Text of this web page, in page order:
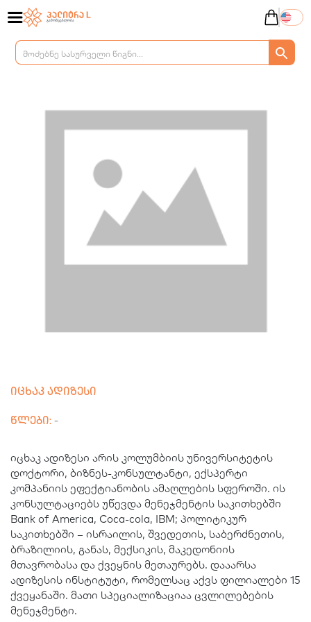
იცხაკ ადიზესი
წლები: -
იცხაკ ადიზესი არის კოლუმბიის უნივერსიტეტის
დოქტორი, ბიზნეს-კონსულტანტი, ექსპერტი
კომპანიის ეფექტიანობის ამაღლების სფეროში. ის
კონსულტაციებს უწევდა მენეჯმენტის საკითხებში
Bank of America, Coca-cola, IBM; პოლიტიკურ
საკითხებში – ისრაილის, შვედეთის, საბერძნეთის,
ბრაზილიის, განას, მექსიკის, მაკედონიის
მთავრობასა და ქვეყნის მეთაურებს. დააარსა
ადიზესის ინსტიტუტი, რომელსაც აქვს ფილიალები 15
ქვეყანაში. მათი სპეციალიზაციაა ცვლილებების
მენეჯმენტი.